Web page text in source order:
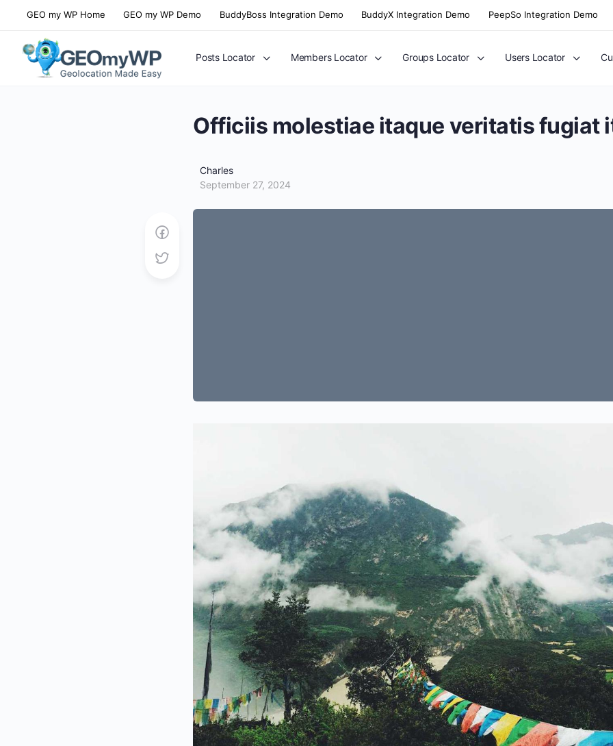
GEO my WP Home GEO my WP Demo BuddyBoss Integration Demo BuddyX Integration Demo PeepSo Integration Demo
Posts Locator Members Locator Groups Locator Users Locator
Officiis molestiae itaque veritatis fugiat
Charles
September 27, 2024